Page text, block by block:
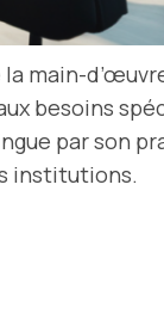
main-
besoins
par son
institutions.